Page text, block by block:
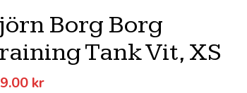
Borg Borg
Tank Vit, XS
kr